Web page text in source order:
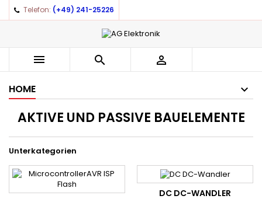
Telefon: (+49) 241-25226
  
HOME
AKTIVE UND PASSIVE BAUELEMENTE
Unterkategorien
DC DC-WANDLER
Auf meine Wunschliste ×
add_circle_outlineCreate new list
((modalTitle)) ×
((confirmMessage))
((title)) ×
((label))
((cancelText)) ((createText))
Anmelden ×
You need to be logged in to save products in your
wishlist.
((cancelText)) ((loginText))